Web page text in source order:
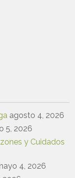
agosto 4, 2026
5, 2026
y Cuidados
4, 2026